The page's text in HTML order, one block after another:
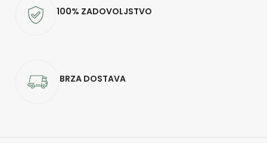
100% ZADOVOLJSTVO
BRZA DOSTAVA